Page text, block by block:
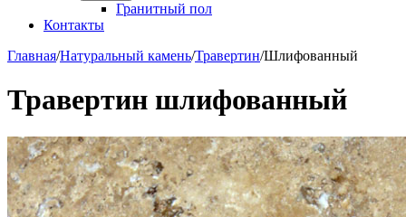
Гранитный пол
Контакты
Главная/Натуральный камень/Травертин/Шлифованный
Травертин шлифованный